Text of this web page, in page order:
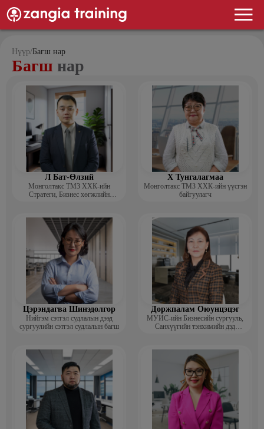
Нүүр/Багш нар
Багш нар
Л Бат-Өлзий
Монголтакс ТМЗ ХХК-ийн
Стратеги, Бизнес хөгжлийн
Х Тунгалагмаа
Монголтакс ТМЗ ХХК-ийн үүсгэн
байгуулагч
Цэрэндагва Шинэдолгор
Нийгэм сэтгэл судлалын дээд
сургуулийн сэтгэл судлалын багш
Доржпалам Оюунцэцэг
МУИС-ийн Бизнесийн сургууль,
Санхүүгийн тэнхимийн дэд